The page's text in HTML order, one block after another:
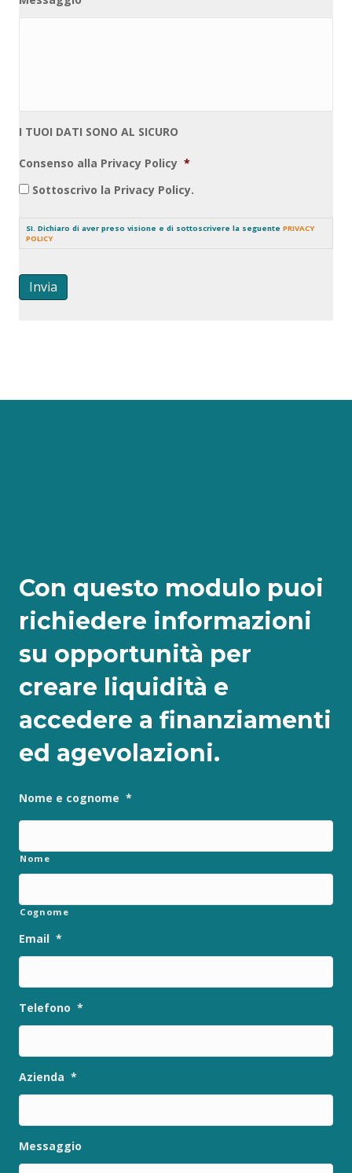
I TUOI DATI SONO AL SICURO
Consenso alla Privacy Policy *
Sottoscrivo la Privacy Policy.
SI. Dichiaro di aver preso visione e di sottoscrivere la seguente PRIVACY
POLICY
Invia
Con questo modulo puoi
richiedere informazioni
su opportunità per
creare liquidità e
accedere a finanziamenti
ed agevolazioni.
Nome e cognome *
Nome
Cognome
Email *
Telefono *
Azienda *
Messaggio